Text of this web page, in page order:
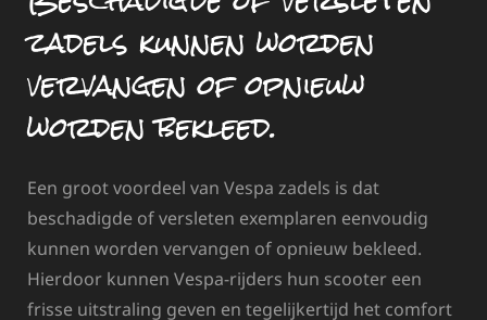
zadels kunnen worden
vervangen of opnieuw
worden bekleed.
Een groot voordeel van Vespa zadels is dat
beschadigde of versleten exemplaren eenvoudig
kunnen worden vervangen of opnieuw bekleed.
Hierdoor kunnen Vespa-rijders hun scooter een
frisse uitstraling geven en tegelijkertijd het comfort